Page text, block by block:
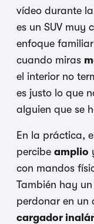
vídeo durante
es un SUV muy
enfoque
cuando miras
el interior no
es justo lo que
alguien que se
En la práctica,
percibe amplio
con mandos
También hay
perdonar en un
cargador